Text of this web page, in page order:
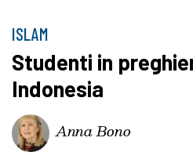
ISLAM
Studenti in
Indonesia
Anna Bono